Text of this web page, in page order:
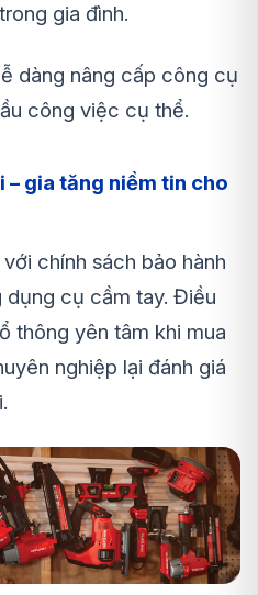
gia đình.
dàng nâng cấp công cụ
công việc cụ thể.
– gia tăng niềm tin cho
chính sách bảo hành
dụng cụ cầm tay. Điều
thông yên tâm khi mua
nghiệp lại đánh giá